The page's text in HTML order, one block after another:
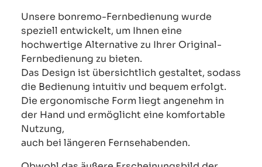
Unsere bonremo-Fernbedienung wurde
speziell entwickelt, um Ihnen eine
hochwertige Alternative zu Ihrer Original-
Fernbedienung zu bieten.
Das Design ist übersichtlich gestaltet, sodass
die Bedienung intuitiv und bequem erfolgt.
Die ergonomische Form liegt angenehm in
der Hand und ermöglicht eine komfortable
Nutzung,
auch bei längeren Fernsehabenden.